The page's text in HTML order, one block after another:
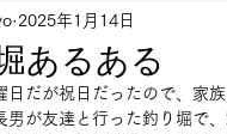
あるある
2025年1月14日
日だが祝日だったので、家
男が友達と行った釣り堀で